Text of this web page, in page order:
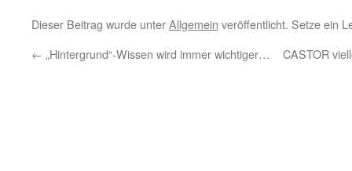
Dieser Beitrag wurde unterAllgemein veröffentlicht. Setze ein
← „Hintergrund“-Wissen wird immer wichtiger… CASTOR